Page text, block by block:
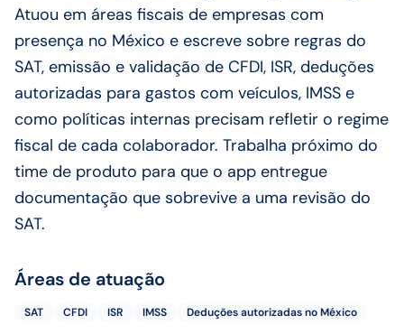
Atuou em áreas fiscais de empresas com
presença no México e escreve sobre regras do
SAT, emissão e validação de CFDI, ISR, deduções
autorizadas para gastos com veículos, IMSS e
como políticas internas precisam refletir o regime
fiscal de cada colaborador. Trabalha próximo do
time de produto para que o app entregue
documentação que sobrevive a uma revisão do
SAT.
Áreas de atuação
SAT CFDI ISR IMSS Deduções autorizadas no México